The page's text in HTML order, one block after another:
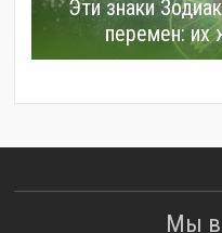
Эти знаки
перемен: их
Мы в